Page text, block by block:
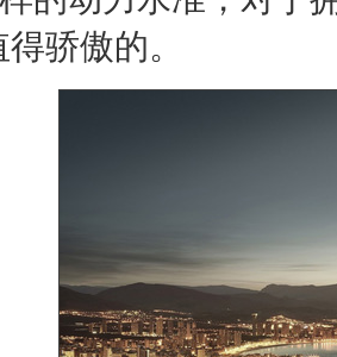
骄傲的。